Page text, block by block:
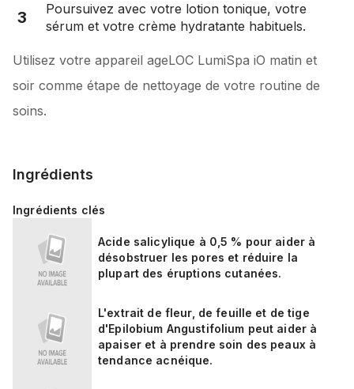
3
Poursuivez avec votre lotion tonique, votre
sérum et votre crème hydratante habituels.
Utilisez votre appareil ageLOC LumiSpa iO matin et
soir comme étape de nettoyage de votre routine de
soins.
Ingrédients
Ingrédients clés
Acide salicylique à 0,5 % pour aider à
désobstruer les pores et réduire la
plupart des éruptions cutanées.
L'extrait de fleur, de feuille et de tige
d'Epilobium Angustifolium peut aider à
apaiser et à prendre soin des peaux à
tendance acnéique.